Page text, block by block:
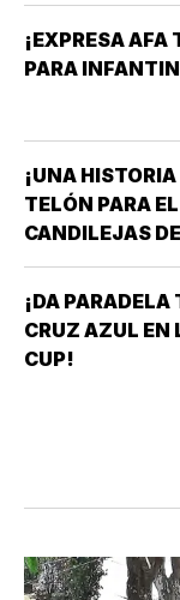
¡EXPRESA AFA
PARA
¡UNA
TELÓN PARA
CANDILEJAS
ÁGUILA DE
CERRÓ SU
10-6 SOBRE
TRIUNFO YA
¡DA PARADELA
CRUZ AZUL EN
CUP!